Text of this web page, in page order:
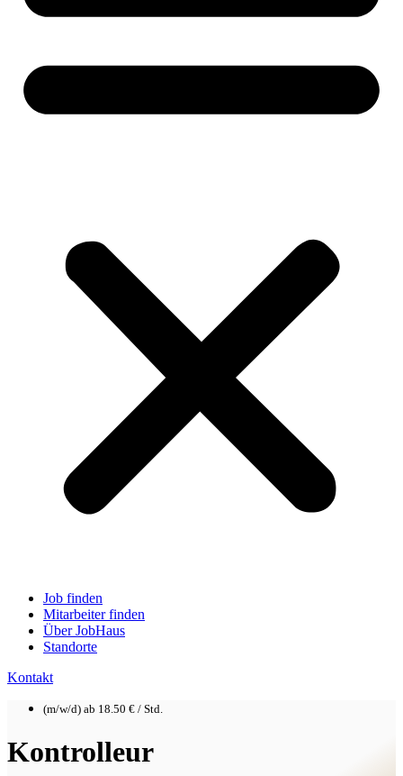
Job finden
Mitarbeiter finden
Über JobHaus
Standorte
Kontakt
(m/w/d) ab 18.50 € / Std.
Kontrolleur